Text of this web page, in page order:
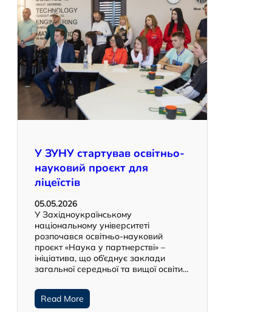
У ЗУНУ стартував освітньо-
науковий проєкт для
ліцеїстів
05.05.2026
У Західноукраїнському
національному університеті
розпочався освітньо-науковий
проєкт «Наука у партнерстві» –
ініціатива, що об’єднує заклади
загальної середньої та вищої освіти…
Read More